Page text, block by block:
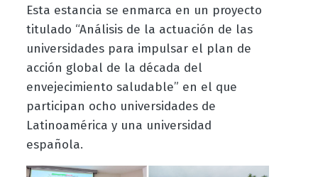
Esta estancia se enmarca en un proyecto
titulado “Análisis de la actuación de las
universidades para impulsar el plan de
acción global de la década del
envejecimiento saludable” en el que
participan ocho universidades de
Latinoamérica y una universidad
española.